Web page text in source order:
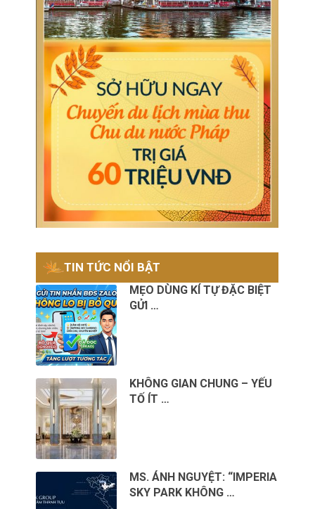
TIN TỨC NỔI BẬT
MẸO DÙNG KÍ TỰ ĐẶC BIỆT
GỬI …
KHÔNG GIAN CHUNG – YẾU
TỐ ÍT …
MS. ÁNH NGUYỆT: “IMPERIA
SKY PARK KHÔNG …